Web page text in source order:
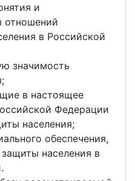
и
отношений
в Российской
значимость
в настоящее
Федерации
населения;
обеспечения,
населения в